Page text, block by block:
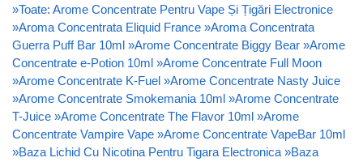
»Toate: Arome Concentrate Pentru Vape Și Țigări Electronice
»Aroma Concentrata Eliquid France »Aroma Concentrata
Guerra Puff Bar 10ml »Arome Concentrate Biggy Bear »Arome
Concentrate e-Potion 10ml »Arome Concentrate Full Moon
»Arome Concentrate K-Fuel »Arome Concentrate Nasty Juice
»Arome Concentrate Smokemania 10ml »Arome Concentrate
T-Juice »Arome Concentrate The Flavor 10ml »Arome
Concentrate Vampire Vape »Arome Concentrate VapeBar 10ml
»Baza Lichid Cu Nicotina Pentru Tigara Electronica »Baza